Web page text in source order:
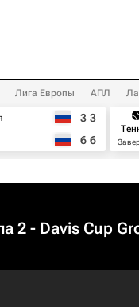
Лига Европы АПЛ
3 3
6 6
2 - Davis Cup